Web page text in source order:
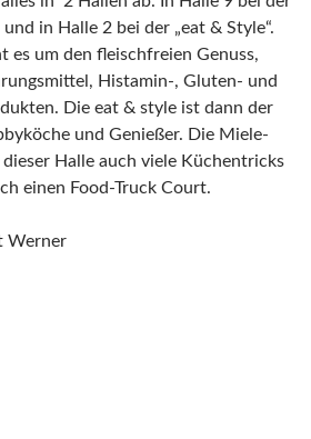
und in Halle 2 bei der „eat & Style“.
es um den fleischfreien Genuss,
Histamin-, Gluten- und
Die eat & style ist dann der
und Genießer. Die Miele-
dieser Halle auch viele Küchentricks
einen Food-Truck Court.
Werner